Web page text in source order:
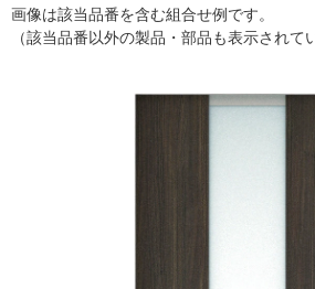
画像は該当品番を含む組合せ例です。
（該当品番以外の製品・部品も表示されて